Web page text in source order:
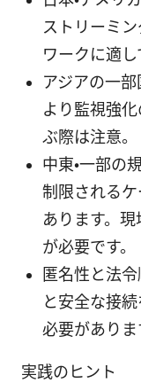
ストリーミ
ワークに適し
アジアの一
より監視強
ぶ際は注意。
中東・一部の
制限される
あります。
が必要です。
匿名性と法
と安全な接
必要がありま
実践のヒント